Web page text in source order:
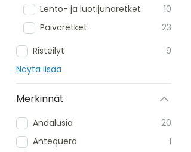
Lento- ja luotijunaretket
10
Päiväretket
23
Risteilyt
9
Näytä lisää
Merkinnät
Andalusia
20
Antequera
1